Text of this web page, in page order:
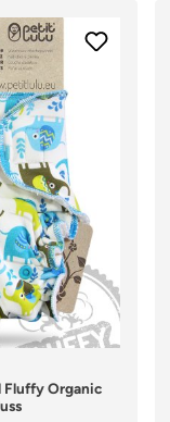
von 5 von 5
Fluffy Organic